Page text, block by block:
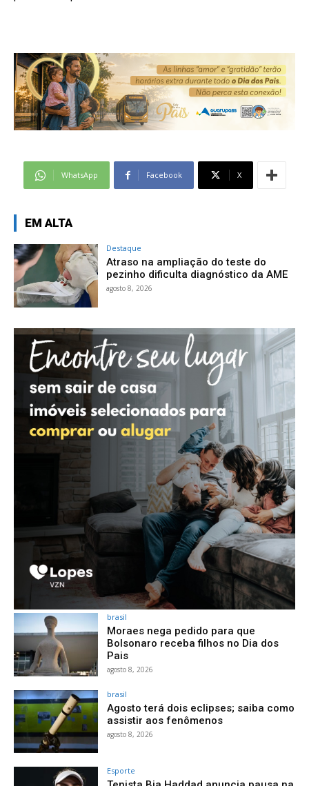
WhatsApp Facebook X
EM ALTA
Destaque
Atraso na ampliação do teste do
pezinho dificulta diagnóstico da AME
agosto 8, 2026
brasil
Moraes nega pedido para que
Bolsonaro receba filhos no Dia dos
Pais
agosto 8, 2026
brasil
Agosto terá dois eclipses; saiba como
assistir aos fenômenos
agosto 8, 2026
Esporte